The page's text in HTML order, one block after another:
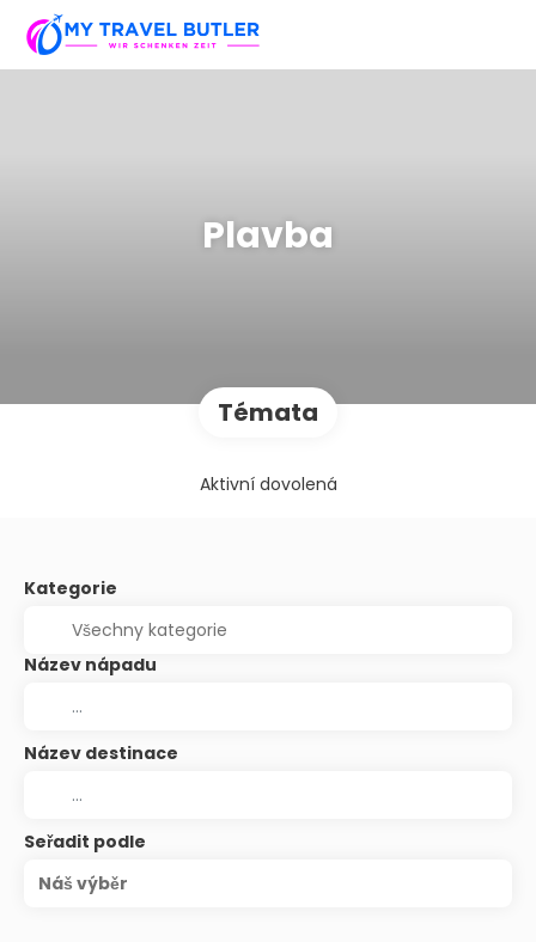
Plavba
Témata
Aktivní dovolená
Kategorie
Název nápadu
Název destinace
Seřadit podle
Náš výběr